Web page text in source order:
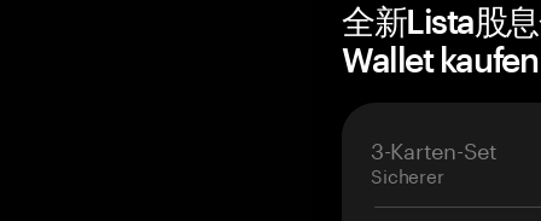
全新Lista股
Wallet
3-Karten-Set
Sicherer